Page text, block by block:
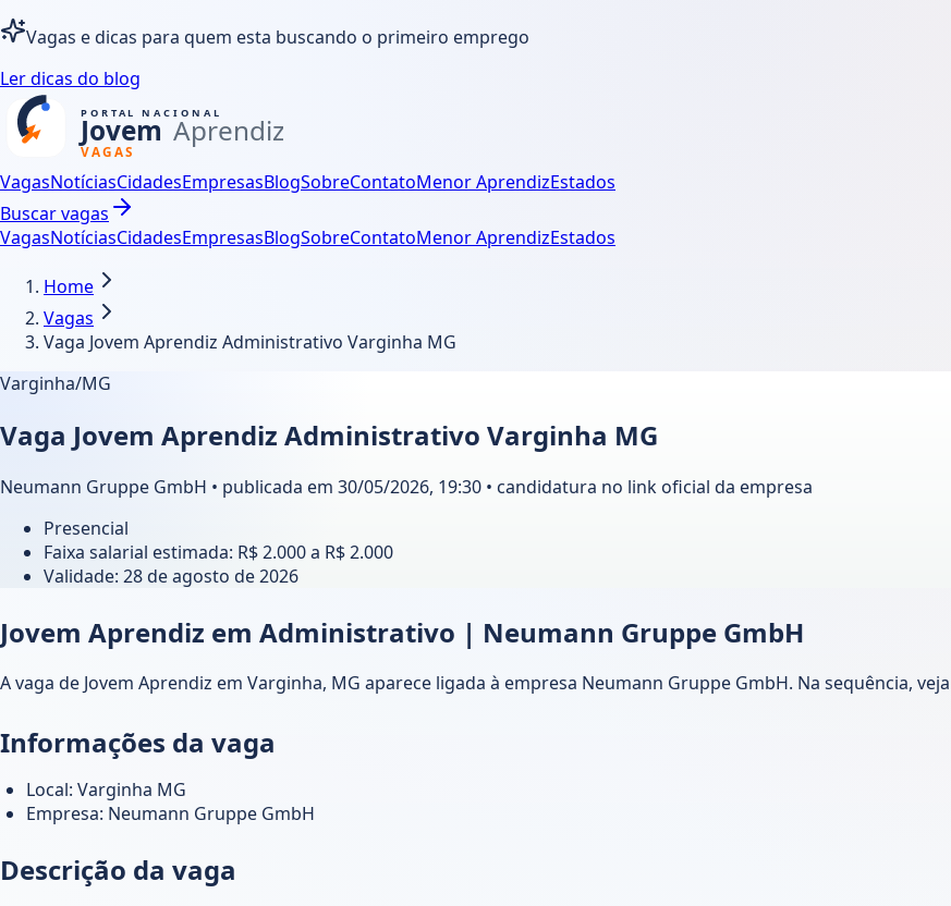
Vagas e dicas para quem esta buscando o primeiro emprego
Ler dicas do blog
VagasNotíciasCidadesEmpresasBlogSobreContatoMenor AprendizEstados
Buscar vagas
VagasNotíciasCidadesEmpresasBlogSobreContatoMenor AprendizEstados
Home
Vagas
Vaga Jovem Aprendiz Administrativo Varginha MG
Varginha/MG
Vaga Jovem Aprendiz Administrativo Varginha MG
Neumann Gruppe GmbH • publicada em 30/05/2026, 19:30 • candidatura no link oficial da empresa
Presencial
Faixa salarial estimada: R$ 2.000 a R$ 2.000
Validade: 28 de agosto de 2026
Jovem Aprendiz em Administrativo | Neumann Gruppe GmbH
A vaga de Jovem Aprendiz em Varginha, MG aparece ligada à empresa Neumann Gruppe GmbH. Na sequência,
Informações da vaga
Local: Varginha MG
Empresa: Neumann Gruppe GmbH
Descrição da vaga